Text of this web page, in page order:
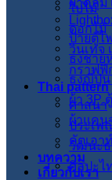
ป้ายตู้ไ
ธงชาย
ธงญี่ปุ่น
ผ้า 3P
ผ้าแคน
คัตเอา
บทความ
เกี่ยวกับเรา
ใบไม้
ดอกไม้
วินเทจ
กราฟฟิ
Thai pattern
ศาสนา
ประเพ
วัฒนะธ
ศิลปะไ